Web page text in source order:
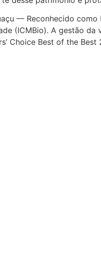
— Reconhecido
(ICMBio). A gestão
Choice Best of the